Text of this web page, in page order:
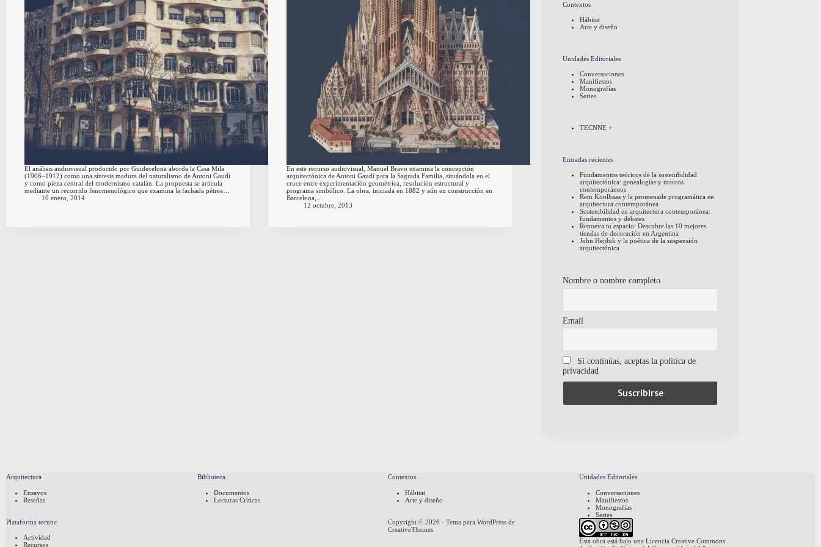
El análisis audiovisual producido por Guidecelona aborda la Casa Mila
(1906–1912) como una síntesis madura del naturalismo de Antoni Gaudi
y como pieza central del modernismo catalán. La propuesta se articula
mediante un recorrido fenomenológico que examina la fachada pétrea…
10 enero, 2014
En este recurso audiovisual, Manuel Bravo examina la concepción
arquitectónica de Antoni Gaudí para la Sagrada Familia, situándola en el
cruce entre experimentación geométrica, resolución estructural y
programa simbólico. La obra, iniciada en 1882 y aún en construcción en
Barcelona,…
12 octubre, 2013
Contextos
Hábitat
Arte y diseño
Unidades Editoriales
Conversaciones
Manifiestos
Monografías
Series
TECNNE +
Entradas recientes
Fundamentos teóricos de la sostenibilidad
arquitectónica: genealogías y marcos
contemporáneos
Rem Koolhaas y la promenade programática en
arquitectura contemporánea
Sostenibilidad en arquitectura contemporánea:
fundamentos y debates
Renueva tu espacio: Descubre las 10 mejores
tiendas de decoración en Argentina
John Hejduk y la poética de la suspensión
arquitectónica
Nombre o nombre completo
Email
Si continúas, aceptas la política de
privacidad
Arquitectura
Ensayos
Reseñas
Biblioteca
Documentos
Lecturas Críticas
Contextos
Hábitat
Arte y diseño
Unidades Editoriales
Conversaciones
Manifiestos
Monografías
Series
Plataforma tecnne
Actividad
Recursos
Copyright © 2026 - Tema para WordPress de
CreativeThemes
Esta obra está bajo una Licencia Creative Commons